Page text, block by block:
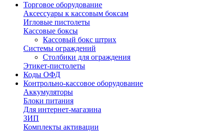
Торговое оборудование
Аксессуары к кассовым боксам
Игловые пистолеты
Кассовые боксы
Кассовый бокс штрих
Системы ограждений
Столбики для ограждения
Этикет-пистолеты
Коды ОФД
Контрольно-кассовое оборудование
Аккумуляторы
Блоки питания
Для интернет-магазина
ЗИП
Комплекты активации